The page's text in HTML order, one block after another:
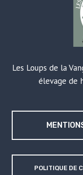
Les Loups de la
élevage de
POLITIQUE DE